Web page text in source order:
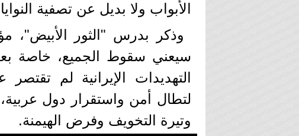
الأبواب ولا بديل عن تصفية
وذكر بدرس "الثور الأبيض"،
سيعني سقوط الجميع، خاصة
التهديدات الإيرانية لم
لتطال أمن واستقرار دول
وتيرة التخويف وفرض الهيمنة.